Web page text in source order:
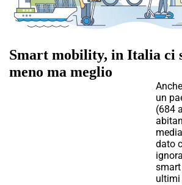
Smart mobility, in Italia ci
meno ma meglio
un
(684
dato
ultimi